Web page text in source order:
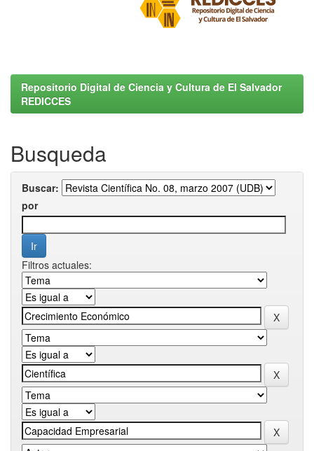
Repositorio Digital de Ciencia y Cultura de El Salvador
REDICCES
Busqueda
Buscar:
por
Filtros actuales: